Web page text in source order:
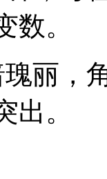
数。
丽，
出。